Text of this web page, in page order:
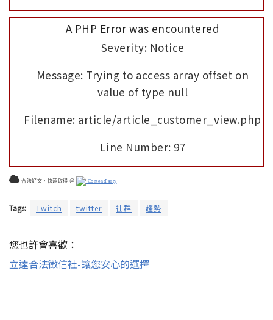
A PHP Error was encountered
Severity: Notice
Message: Trying to access array offset on
value of type null
Filename: article/article_customer_view.php
Line Number: 97
合法好文，快速取得 ＠ ContentParty
Tags: Twitch twitter 社群 趨勢
您也許會喜歡：
立達合法徵信社-讓您安心的選擇